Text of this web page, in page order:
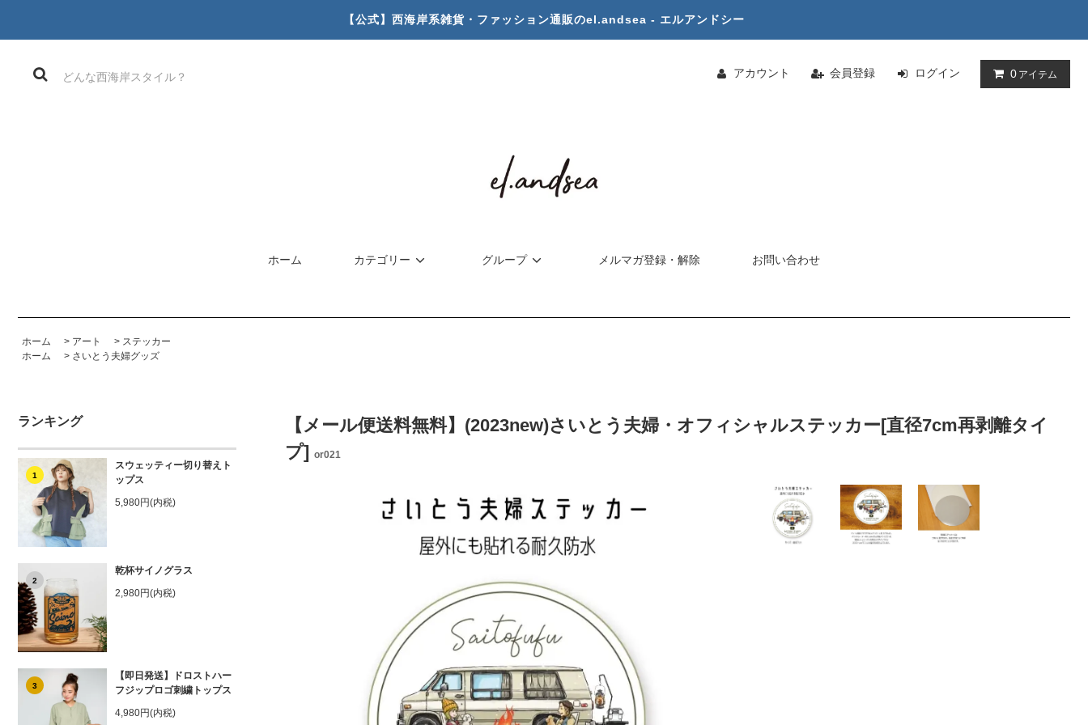
【公式】西海岸系雑貨・ファッション通販のel.andsea - エルアンドシー
アカウント 会員登録 ログイン 0 アイテム
ホーム カテゴリー グループ メルマガ登録・解除 お問い合わせ
ホーム > アート > ステッカー
ホーム
> さいとう夫婦グッズ
ランキング
1
スウェッティー切り替えト
ップス
5,980円(内税)
2
乾杯サイノグラス
2,980円(内税)
3
【即日発送】ドロストハー
フジップロゴ刺繍トップス
4,980円(内税)
【メール便送料無料】(2023new)さいとう夫婦・オフィシャルステッカー[直径7cm再剥離タイ
プ] or021